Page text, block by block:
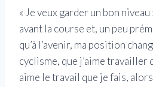
« Je veux garder un bon niveau
avant la course et, un peu
qu’à l’avenir, ma position
cyclisme, que j’aime travailler
aime le travail que je fais, alors